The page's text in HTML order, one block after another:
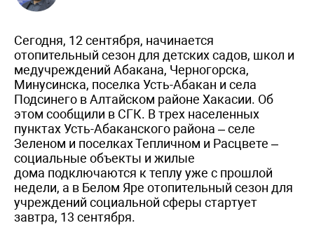
Сегодня, 12 сентября, начинается
отопительный сезон для детских садов, школ и
медучреждений Абакана, Черногорска,
Минусинска, поселка Усть-Абакан и села
Подсинего в Алтайском районе Хакасии. Об
этом сообщили в СГК. В трех населенных
пунктах Усть-Абаканского района – селе
Зеленом и поселках Тепличном и Расцвете –
социальные объекты и жилые
дома подключаются к теплу уже с прошлой
недели, а в Белом Яре отопительный сезон для
учреждений социальной сферы стартует
завтра, 13 сентября.